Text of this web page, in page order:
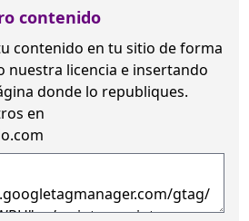
contenido
contenido en tu sitio de forma
nuestra licencia e insertando
donde lo republiques.
en